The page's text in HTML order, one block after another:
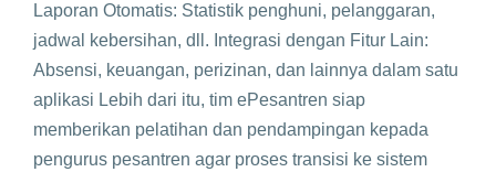
Laporan Otomatis: Statistik penghuni, pelanggaran,
jadwal kebersihan, dll. Integrasi dengan Fitur Lain:
Absensi, keuangan, perizinan, dan lainnya dalam satu
aplikasi Lebih dari itu, tim ePesantren siap
memberikan pelatihan dan pendampingan kepada
pengurus pesantren agar proses transisi ke sistem